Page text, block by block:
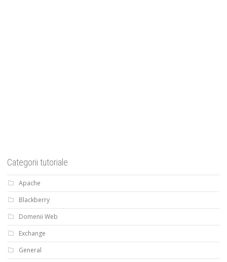
Categorii tutoriale
Apache
Blackberry
Domenii Web
Exchange
General